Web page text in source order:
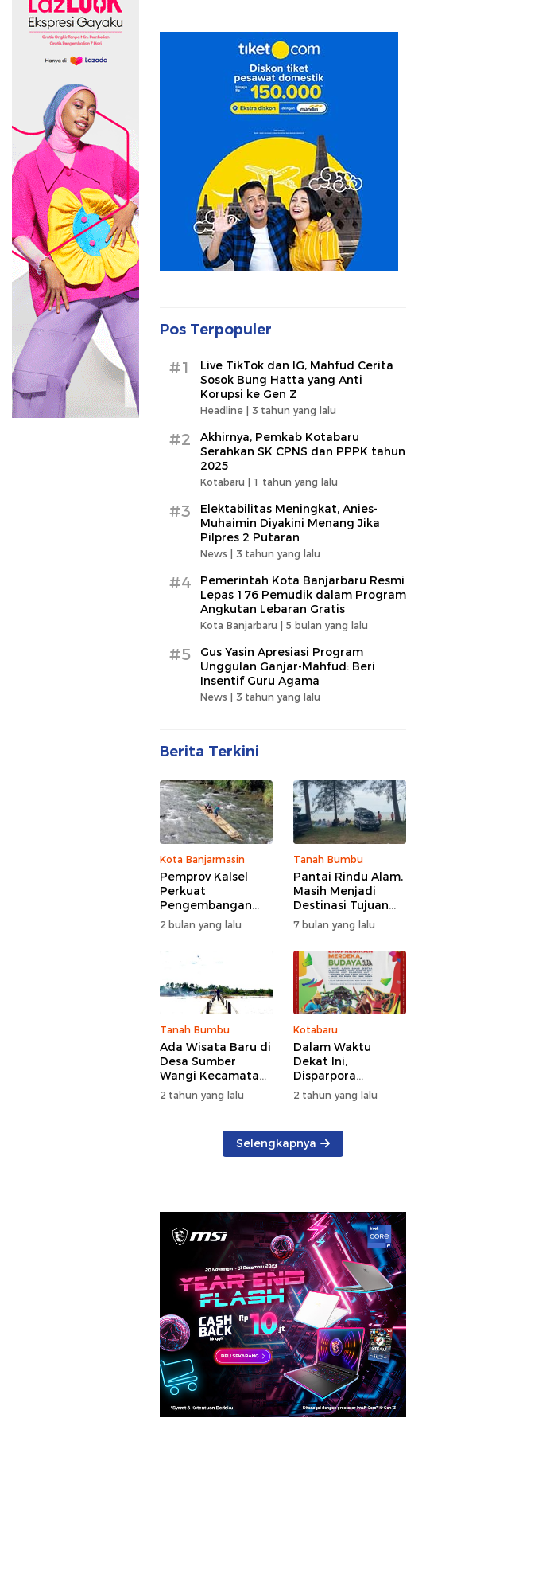
Pos Terpopuler
#1
Live TikTok dan IG, Mahfud Cerita
Sosok Bung Hatta yang Anti
Korupsi ke Gen Z
Headline | 3 tahun yang lalu
#2
Akhirnya, Pemkab Kotabaru
Serahkan SK CPNS dan PPPK tahun
2025
Kotabaru | 1 tahun yang lalu
#3
Elektabilitas Meningkat, Anies-
Muhaimin Diyakini Menang Jika
Pilpres 2 Putaran
News | 3 tahun yang lalu
#4
Pemerintah Kota Banjarbaru Resmi
Lepas 176 Pemudik dalam Program
Angkutan Lebaran Gratis
Kota Banjarbaru | 5 bulan yang lalu
#5
Gus Yasin Apresiasi Program
Unggulan Ganjar-Mahfud: Beri
Insentif Guru Agama
News | 3 tahun yang lalu
Berita Terkini
Kota Banjarmasin
Pemprov Kalsel
Perkuat
Pengembangan
Wisata, Targetkan
Tingkat Kunjungan
2 bulan yang lalu
Tanah Bumbu
Pantai Rindu Alam,
Masih Menjadi
Destinasi Tujuan
Wisata di Tanah
Bumbu dengan
Rindangnya Pohon
Pinus
7 bulan yang lalu
Tanah Bumbu
Ada Wisata Baru di
Desa Sumber
Wangi Kecamatan
Karang Bintang
2 tahun yang lalu
Kotabaru
Dalam Waktu
Dekat Ini,
Disparpora
Kotabaru Bakal
Menggelar Festival
2024
2 tahun yang lalu
Selengkapnya